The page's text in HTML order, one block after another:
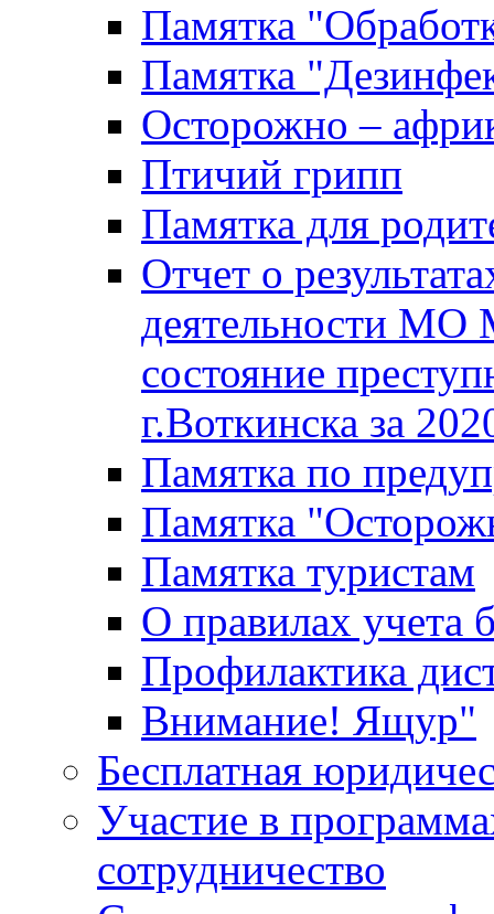
Памятка
Памятка
Осторожно –
Птичий грипп
Памятка для
Отчет о
деятельности МО
состояние
г.Воткинска за
Памятка по
Памятка
Памятка туристам
О правилах учета
Профилактика
Внимание! Ящур"
Бесплатная
Участие в
сотрудничество